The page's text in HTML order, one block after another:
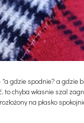
gdzie spodnie? a gdzie
chyba własnie szal
na płasko